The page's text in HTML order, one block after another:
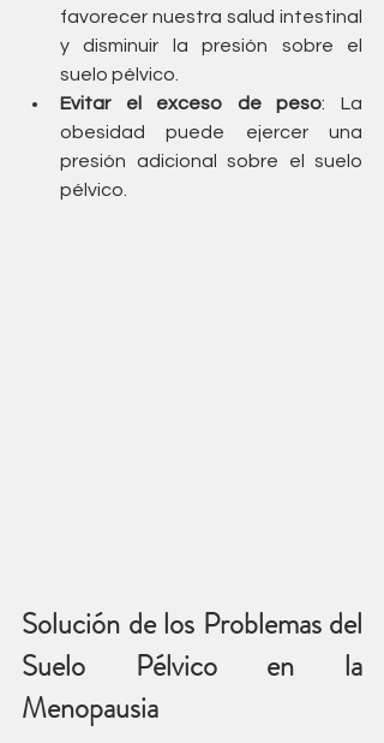
favorecer nuestra salud intestinal
y disminuir la presión sobre el
suelo pélvico.
Evitar el exceso de peso: La
obesidad puede ejercer una
presión adicional sobre el suelo
pélvico.
Solución de los Problemas del
Suelo Pélvico en la
Menopausia